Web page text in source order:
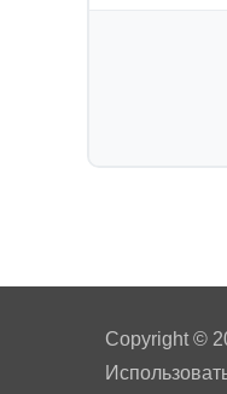
Copyright ©